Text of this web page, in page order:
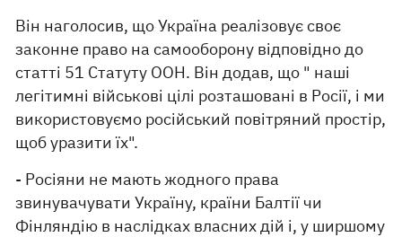
Він наголосив, що Україна реалізовує своє
законне право на самооборону відповідно до
статті 51 Статуту ООН. Він додав, що " наші
легітимні військові цілі розташовані в Росії, і ми
використовуємо російський повітряний простір,
щоб уразити їх".
- Росіяни не мають жодного права
звинувачувати Україну, країни Балтії чи
Фінляндію в наслідках власних дій і, у ширшому